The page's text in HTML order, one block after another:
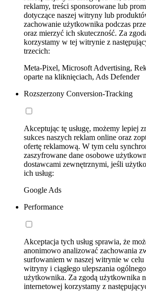
reklamy, treści sponsorowane lub
dotyczące naszej witryny lub
zachowanie użytkownika podczas
oraz mierzyć ich skuteczność. Za
korzystamy w tej witrynie z
trzecich:
Meta-Pixel, Microsoft Advertising,
oparte na kliknięciach, Ads Defender
Rozszerzony Conversion-Tracking
Akceptując tę usługę, możemy lepiej
sukces naszych reklam online oraz
ofertę reklamową. W tym celu
zaszyfrowane dane osobowe
dostawcami zewnętrznymi, jeśli
ich usług:
Google Ads
Performance
Akceptacja tych usług sprawia, że
anonimowo analizować zachowania
surfowaniem w naszej witrynie w celu
witryny i ciągłego ulepszania
użytkownika. Za zgodą użytkownika
internetowej korzystamy z